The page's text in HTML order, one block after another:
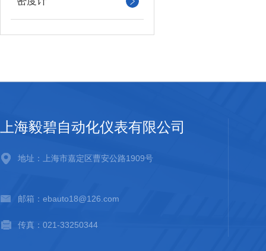
上海毅碧自动化仪表有限公司
地址：上海市嘉定区曹安公路1909号
邮箱：ebauto18@126.com
传真：021-33250344